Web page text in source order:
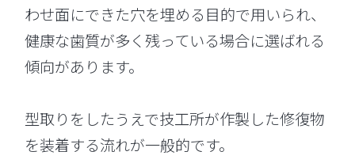
わせ面にできた穴を埋める目的で用いられ、
健康な歯質が多く残っている場合に選ばれる
傾向があります。
型取りをしたうえで技工所が作製した修復物
を装着する流れが一般的です。